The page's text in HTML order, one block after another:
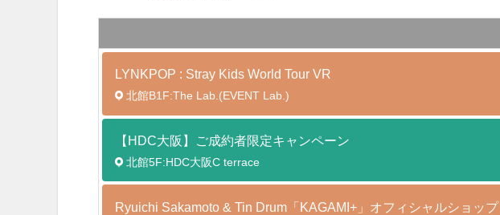
LYNKPOP : Stray Kids World TourVR
北館B1F:The Lab.(EVENT Lab.)
【HDC大阪】ご成約者限定キャンペーン
北館5F:HDC大阪C terrace
Ryuichi Sakamoto & Tin Drum「KAGAMI+」オフィシャルショップ